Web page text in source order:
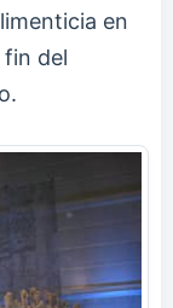
en
fin del